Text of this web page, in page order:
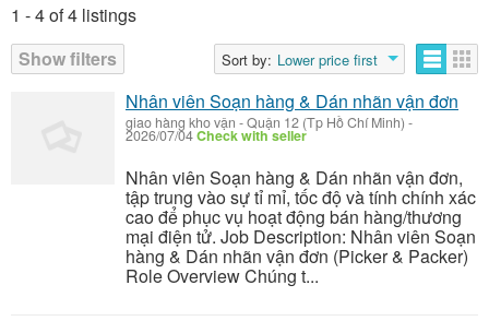
1 - 4 of 4 listings
Show filters
Sort by: Lower price first
Listings
Nhân viên Soạn hàng & Dán nhãn vận đơn
giao hàng kho vận -Quận 12 (Tp Hồ Chí Minh) -
2026/07/04Check with seller
Nhân viên Soạn hàng & Dán nhãn vận đơn,
tập trung vào sự tỉ mỉ, tốc độ và tính chính xác
cao để phục vụ hoạt động bán hàng/thương
mại điện tử. Job Description: Nhân viên Soạn
hàng & Dán nhãn vận đơn (Picker & Packer)
Role Overview Chúng t...